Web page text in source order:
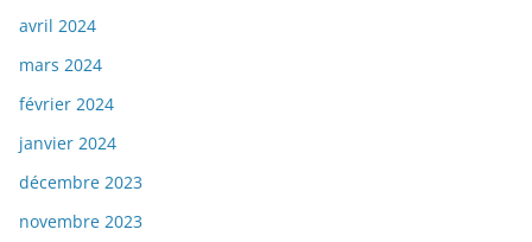
avril 2024
mars 2024
février 2024
janvier 2024
décembre 2023
novembre 2023